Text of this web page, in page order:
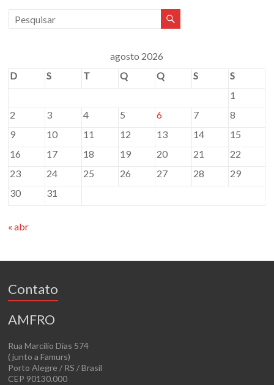
agosto 2026
D
S T Q Q S
S
1
2
3 4 5 6 7
8
9
10 11 12 13 14
15
16
17 18 19 20 21
22
23
24 25 26 27 28
29
30
31
« abr
Contato
AMFRO
Rua Marcílio Dias 574
( junto a Famurs)
Porto Alegre / RS / Brasil
CEP 90130.000